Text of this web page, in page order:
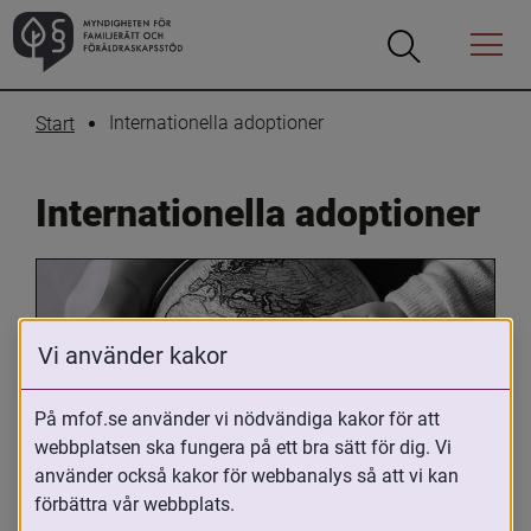
Öppna
Öppna
Menyn
Start Internationella adoptioner
Internationella adoptioner
Oavsett om du är adopterad,
adoptivförälder eller arbetar med
Vi använder kakor
På mfof.se använder vi nödvändiga kakor för att
webbplatsen ska fungera på ett bra sätt för dig. Vi
använder också kakor för webbanalys så att vi kan
förbättra vår webbplats.